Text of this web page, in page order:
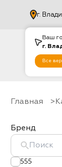
Ваш
г.
Все
г.
Главная
Бренд
555